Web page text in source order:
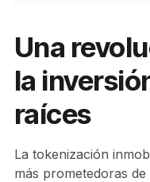
Una
la
raíces
La tokenización
más prometedoras